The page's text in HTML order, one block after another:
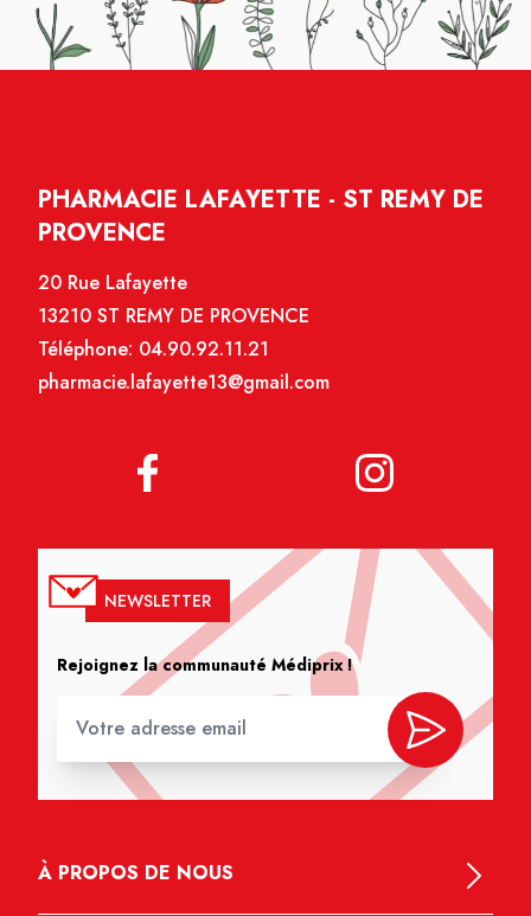
PHARMACIE LAFAYETTE - ST REMY DE
PROVENCE
20 Rue Lafayette
13210 ST REMY DE PROVENCE
Téléphone: 04.90.92.11.21
pharmacie.lafayette13@gmail.com
NEWSLETTER
Rejoignez la communauté Médiprix !
À PROPOS DE NOUS